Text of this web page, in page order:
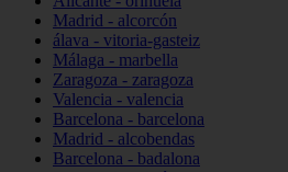
Madrid - alcorcón
álava - vitoria-gasteiz
Málaga - marbella
Zaragoza - zaragoza
Valencia - valencia
Barcelona - barcelona
Madrid - alcobendas
Barcelona - badalona